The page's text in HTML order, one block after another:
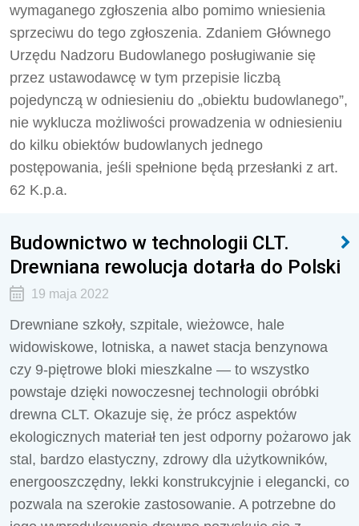
wymaganego zgłoszenia albo pomimo wniesienia
sprzeciwu do tego zgłoszenia. Zdaniem Głównego
Urzędu Nadzoru Budowlanego posługiwanie się
przez ustawodawcę w tym przepisie liczbą
pojedynczą w odniesieniu do „obiektu budowlanego”,
nie wyklucza możliwości prowadzenia w odniesieniu
do kilku obiektów budowlanych jednego
postępowania, jeśli spełnione będą przesłanki z art.
62 K.p.a.
Budownictwo w technologii CLT.
Drewniana rewolucja dotarła do Polski
19 maja 2022
Drewniane szkoły, szpitale, wieżowce, hale
widowiskowe, lotniska, a nawet stacja benzynowa
czy 9-piętrowe bloki mieszkalne — to wszystko
powstaje dzięki nowoczesnej technologii obróbki
drewna CLT. Okazuje się, że prócz aspektów
ekologicznych materiał ten jest odporny pożarowo jak
stal, bardzo elastyczny, zdrowy dla użytkowników,
energooszczędny, lekki konstrukcyjnie i elegancki, co
pozwala na szerokie zastosowanie. A potrzebne do